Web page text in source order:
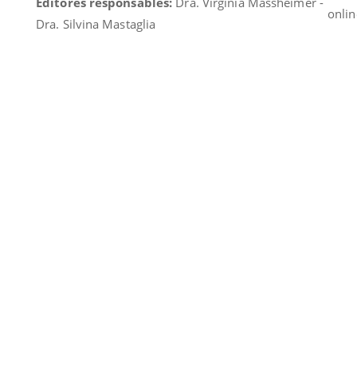
Dra. Silvina Mastaglia